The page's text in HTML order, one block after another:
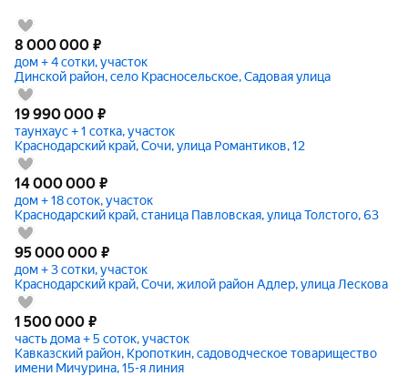
8 000 000 ₽
дом + 4 сотки, участок
Динской район, село Красносельское, Садовая улица
19 990 000 ₽
таунхаус + 1 сотка, участок
Краснодарский край, Сочи, улица Романтиков, 12
14 000 000 ₽
дом + 18 соток, участок
Краснодарский край, станица Павловская, улица Толстого, 63
95 000 000 ₽
дом + 3 сотки, участок
Краснодарский край, Сочи, жилой район Адлер, улица Лескова
1 500 000 ₽
часть дома + 5 соток, участок
Кавказский район, Кропоткин, садоводческое товарищество
имени Мичурина, 15-я линия